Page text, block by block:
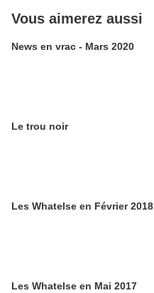
Vous aimerez aussi
News en vrac - Mars 2020
Le trou noir
Les Whatelse en Février 2018
Les Whatelse en Mai 2017